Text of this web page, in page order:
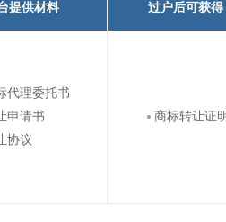
提供材料 过户后可获得
代理委托书
申请书
协议
商标转让证